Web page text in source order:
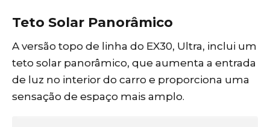
Teto Solar Panorâmico
A versão topo de linha do EX30, Ultra, inclui um
teto solar panorâmico, que aumenta a entrada
de luz no interior do carro e proporciona uma
sensação de espaço mais amplo.